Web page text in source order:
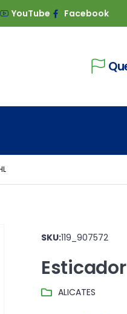
YouTube Facebook
SKU:119_907572
ALICATES